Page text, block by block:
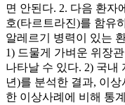
면 안된다. 2. 다음 환자
호(타르트라진)를 함유
알레르기 병력이 있는
1) 드물게 가벼운 위장
나타날 수 있다. 2) 국내
년)를 분석한 결과, 이
한 이상사례에 비해 통